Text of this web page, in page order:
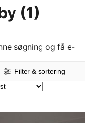
(1)
søgning og få e-
Filter & sortering